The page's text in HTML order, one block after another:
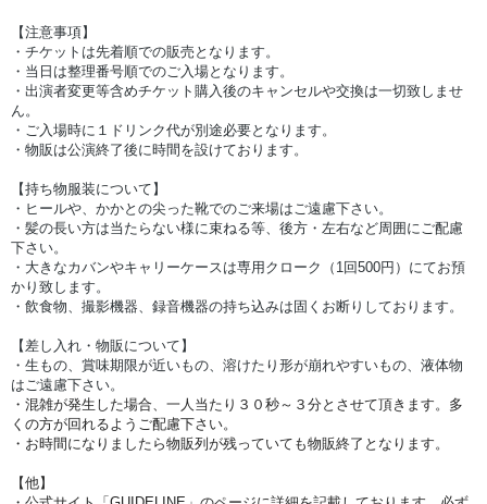
【注意事項】
・チケットは先着順での販売となります。
・当日は整理番号順でのご入場となります。
・出演者変更等含めチケット購入後のキャンセルや交換は一切致しませ
ん。
・ご入場時に１ドリンク代が別途必要となります。
・物販は公演終了後に時間を設けております。
【持ち物服装について】
・ヒールや、かかとの尖った靴でのご来場はご遠慮下さい。
・髪の長い方は当たらない様に束ねる等、後方・左右など周囲にご配慮
下さい。
・大きなカバンやキャリーケースは専用クローク（1回500円）にてお預
かり致します。
・飲食物、撮影機器、録音機器の持ち込みは固くお断りしております。
【差し入れ・物販について】
・生もの、賞味期限が近いもの、溶けたり形が崩れやすいもの、液体物
はご遠慮下さい。
・混雑が発生した場合、一人当たり３０秒～３分とさせて頂きます。多
くの方が回れるようご配慮下さい。
・お時間になりましたら物販列が残っていても物販終了となります。
【他】